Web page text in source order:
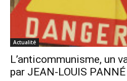
Actualité
L’anticommunisme, un
par JEAN-LOUIS PANNÉ